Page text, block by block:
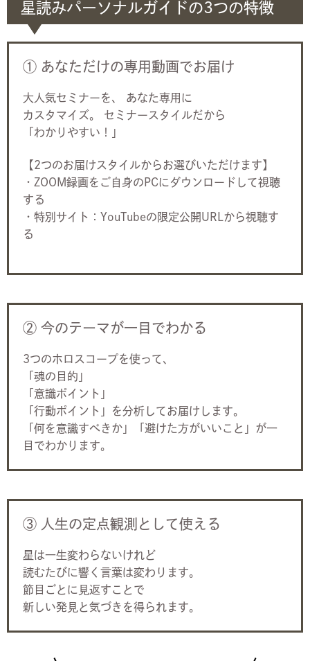
星読みパーソナルガイドの3つの特徴
① あなただけの専用動画でお届け
大人気セミナーを、 あなた専用に
カスタマイズ。 セミナースタイルだから
「わかりやすい！」
【2つのお届けスタイルからお選びいただけます】
・ZOOM録画をご自身のPCにダウンロードして視聴
する
・特別サイト：YouTubeの限定公開URLから視聴す
る
② 今のテーマが一目でわかる
3つのホロスコープを使って、
「魂の目的」
「意識ポイント」
「行動ポイント」を分析してお届けします。
「何を意識すべきか」「避けた方がいいこと」が一
目でわかります。
③ 人生の定点観測として使える
星は一生変わらないけれど
読むたびに響く言葉は変わります。
節目ごとに見返すことで
新しい発見と気づきを得られます。